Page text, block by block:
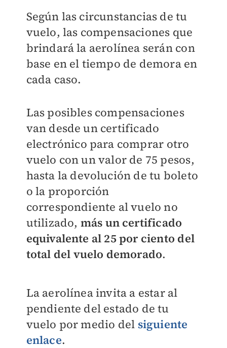
Según las circunstancias de tu
vuelo, las compensaciones que
brindará la aerolínea serán con
base en el tiempo de demora en
cada caso.
Las posibles compensaciones
van desde un certificado
electrónico para comprar otro
vuelo con un valor de 75 pesos,
hasta la devolución de tu boleto
o la proporción
correspondiente al vuelo no
utilizado, más un certificado
equivalente al 25 por ciento del
total del vuelo demorado.
La aerolínea invita a estar al
pendiente del estado de tu
vuelo por medio del siguiente
enlace.